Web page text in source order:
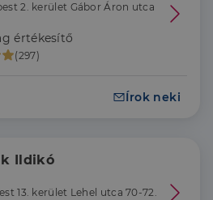
2. kerület Gábor Áron utca
értékesítő
(297)
Írok neki
Ildikó
13. kerület Lehel utca 70-72.